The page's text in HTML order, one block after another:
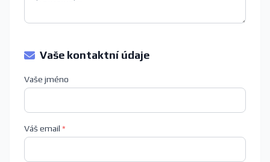
Vaše kontaktní údaje
Vaše jméno
Váš email *